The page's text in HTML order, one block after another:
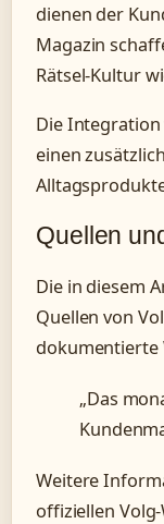
dienen der
Magazin
Rätsel-Kultur
Die
einen
Quellen
Die in diesem
Quellen von
dokumentierte
„Das
Weitere
offiziellen